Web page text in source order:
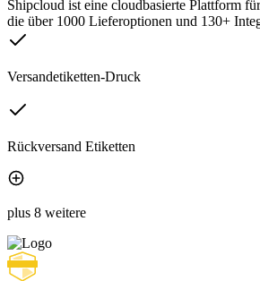
Shipcloud ist eine cloudbasierte Plattform
die über 1000 Lieferoptionen und 130+
Versandetiketten-Druck
Rückversand Etiketten
plus 8 weitere